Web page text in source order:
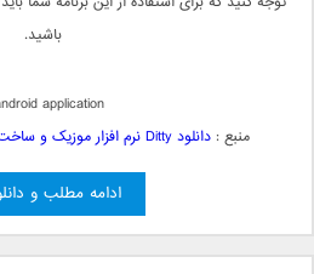
باشید.
application
منبع :دانلود Ditty نرم افزار موزیک و ساخت سروده های کوچک اندروید
ادامه مطلب و